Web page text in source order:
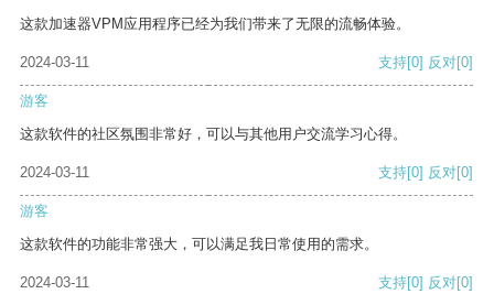
这款加速器VPM应用程序已经为我们带来了无限的流畅体验。
2024-03-11 支持[0] 反对[0]
游客
这款软件的社区氛围非常好，可以与其他用户交流学习心得。
2024-03-11 支持[0] 反对[0]
游客
这款软件的功能非常强大，可以满足我日常使用的需求。
2024-03-11 支持[0] 反对[0]